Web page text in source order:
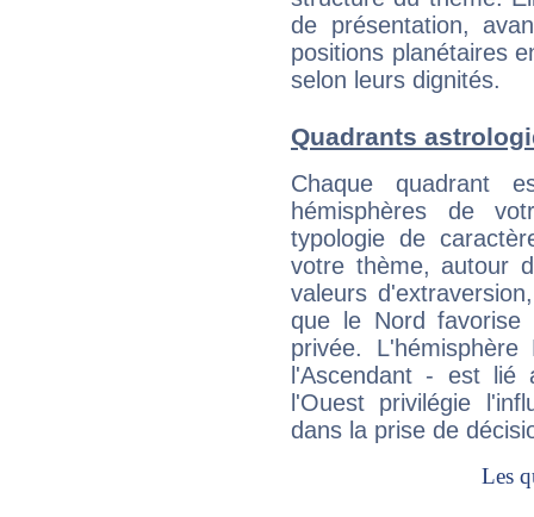
de présentation,
positions planétaires
selon leurs dignités.
Quadrants
Chaque quadrant
hémisphères de
typologie de
votre thème, autour
valeurs
que le Nord favorise
privée.
l'Ascendant - est
l'Ouest privilégie
dans la prise de